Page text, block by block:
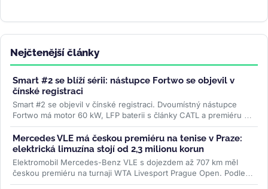
Nejčtenější články
Smart #2 se blíží sérii: nástupce Fortwo se objevil v
čínské registraci
Smart #2 se objevil v čínské registraci. Dvoumístný nástupce
Fortwo má motor 60 kW, LFP baterii s články CATL a premiéru v
říjnu....>>
Mercedes VLE má českou premiéru na tenise v Praze:
elektrická limuzína stojí od 2,3 milionu korun
Elektromobil Mercedes-Benz VLE s dojezdem až 707 km měl
českou premiéru na turnaji WTA Livesport Prague Open. Podle
konfigurátoru automobilky...>>